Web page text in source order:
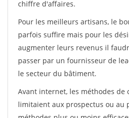
chiffre d'affaires.
Pour les meilleurs artisans, le
parfois suffire mais pour les
augmenter leurs revenus il
passer par un fournisseur de
le secteur du bâtiment.
Avant internet, les méthodes de
limitaient aux prospectus ou au